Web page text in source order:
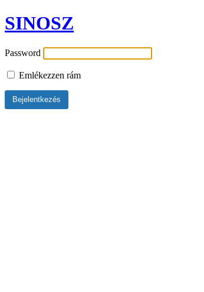
SINOSZ
Password
Emlékezzen rám